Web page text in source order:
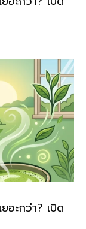
อะกว่า? เปิด